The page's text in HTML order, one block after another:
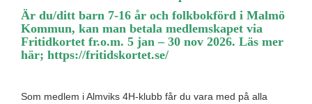
Är du/ditt barn 7-16 år och folkbokförd i Malmö
Kommun, kan man betala medlemskapet via
Fritidkortet fr.o.m. 5 jan – 30 nov 2026. Läs mer
här; https://fritidskortet.se/
Som medlem i Almviks 4H-klubb får du vara med på alla